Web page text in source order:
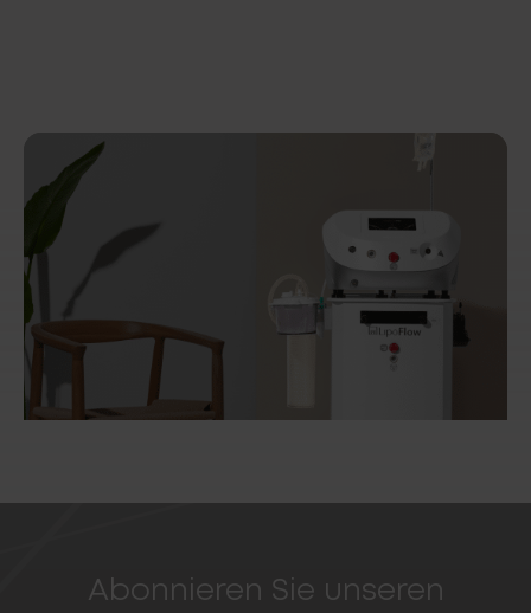
Abonnieren Sie unseren